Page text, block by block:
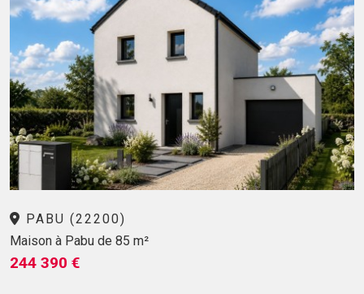
PABU (22200)
Maison à Pabu de 85 m²
244 390 €